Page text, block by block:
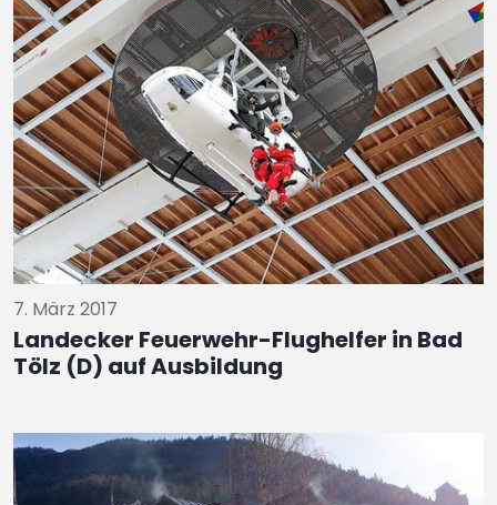
7. März 2017
Landecker Feuerwehr-Flughelfer in Bad
Tölz (D) auf Ausbildung